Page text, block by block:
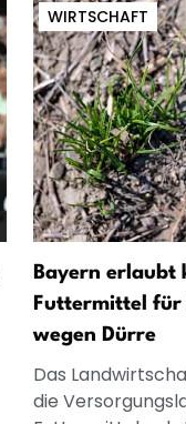
WIRTSCHAFT
Bayern erlaubt
Futtermittel für
wegen Dürre
Das
die